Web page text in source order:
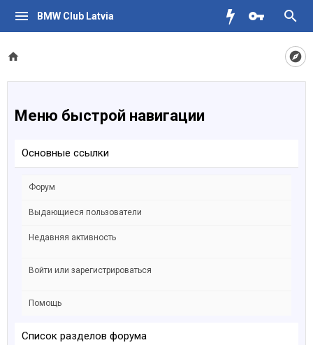
BMW Club Latvia
Меню быстрой навигации
Основные ссылки
Форум
Выдающиеся пользователи
Недавняя активность
Войти или зарегистрироваться
Помощь
Список разделов форума